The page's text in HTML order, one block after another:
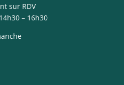
sur RDV
– 16h30